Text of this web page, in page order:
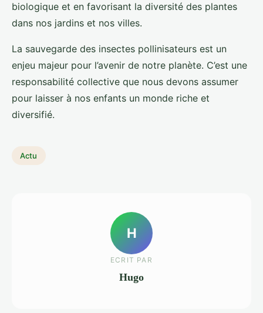
biologique et en favorisant la diversité des plantes
dans nos jardins et nos villes.
La sauvegarde des insectes pollinisateurs est un
enjeu majeur pour l’avenir de notre planète. C’est une
responsabilité collective que nous devons assumer
pour laisser à nos enfants un monde riche et
diversifié.
Actu
H
ECRIT PAR
Hugo